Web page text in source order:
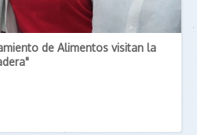
de Alimentos visitan la